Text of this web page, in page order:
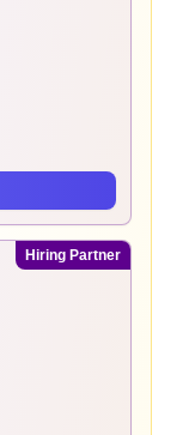
Hiring Partner